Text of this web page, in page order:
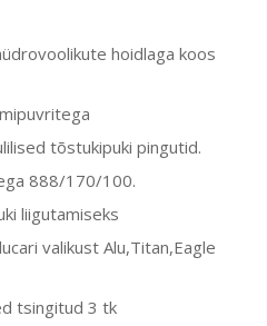
hoidlaga koos
tõstukipuki pingutid.
888/170/100.
liigutamiseks
valikust Alu,Titan,Eagle
tsingitud 3 tk